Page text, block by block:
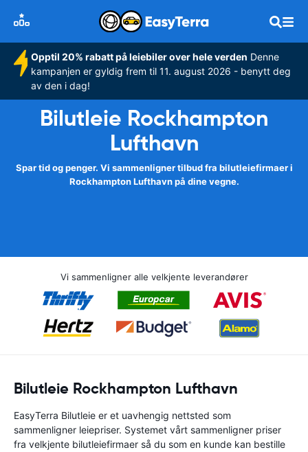
Opptil 20% rabatt på leiebiler over hele verden Denne
kampanjen er gyldig frem til 11. august 2026 - benytt deg
av den i dag!
Bilutleie Rockhampton
Lufthavn
Spar tid og penger. Vi sammenligner tilbud fra bilutleiefirmaer i
Rockhampton Lufthavn på dine vegne.
Vi sammenligner alle velkjente leverandører
Bilutleie Rockhampton Lufthavn
EasyTerra Bilutleie er et uavhengig nettsted som
sammenligner leiepriser. Systemet vårt sammenligner priser
fra velkjente bilutleiefirmaer så du som en kunde kan bestille